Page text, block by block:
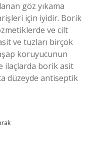
göz yıkama
için iyidir. Borik
ve cilt
ve tuzları birçok
koruyucunun
ilaçlarda borik asit
düzeyde antiseptik